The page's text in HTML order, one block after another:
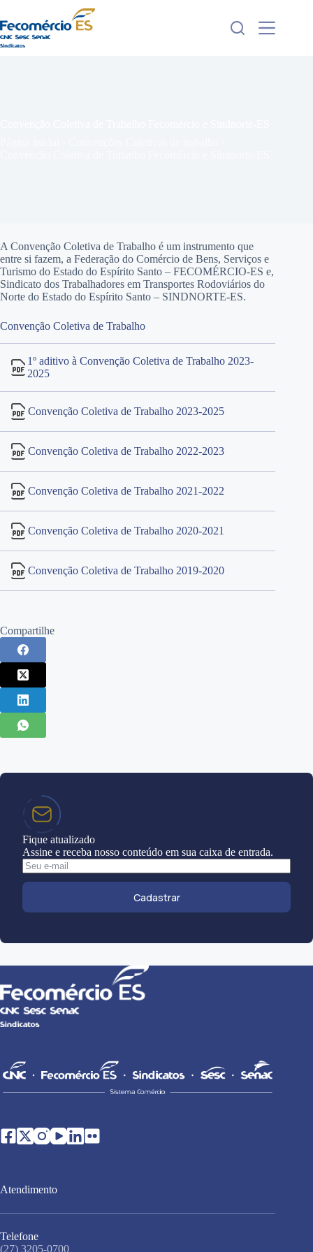
para
o
conteúdo
A Convenção Coletiva de Trabalho é um instrumento que
entre si fazem, a Federação do Comércio de Bens, Serviços e
Turismo do Estado do Espírito Santo – FECOMÉRCIO-ES e,
Sindicato dos Trabalhadores em Transportes Rodoviários do
Norte do Estado do Espírito Santo – SINDNORTE-ES.
Convenção Coletiva de Trabalho
1º aditivo à Convenção Coletiva de Trabalho 2023-
2025
Convenção Coletiva de Trabalho 2023-2025
Convenção Coletiva de Trabalho 2022-2023
Convenção Coletiva de Trabalho 2021-2022
Convenção Coletiva de Trabalho 2020-2021
Convenção Coletiva de Trabalho 2019-2020
Compartilhe
Fique atualizado
Assine e receba nosso conteúdo em sua caixa de entrada.
Cadastrar
Atendimento
Telefone
(27) 3205-0700